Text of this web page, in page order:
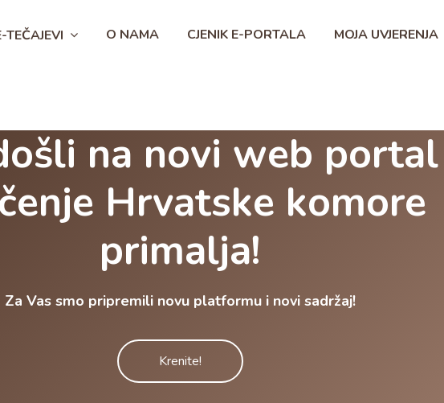
TEČAJEVI O NAMA CJENIK E-PORTALA MOJA UVJERENJA
na novi web
Hrvatske komore
primalja!
Za Vas smo pripremili novu platformu i novi sadržaj!
Krenite!